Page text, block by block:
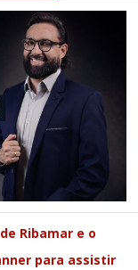
Ribamar e o
para assistir